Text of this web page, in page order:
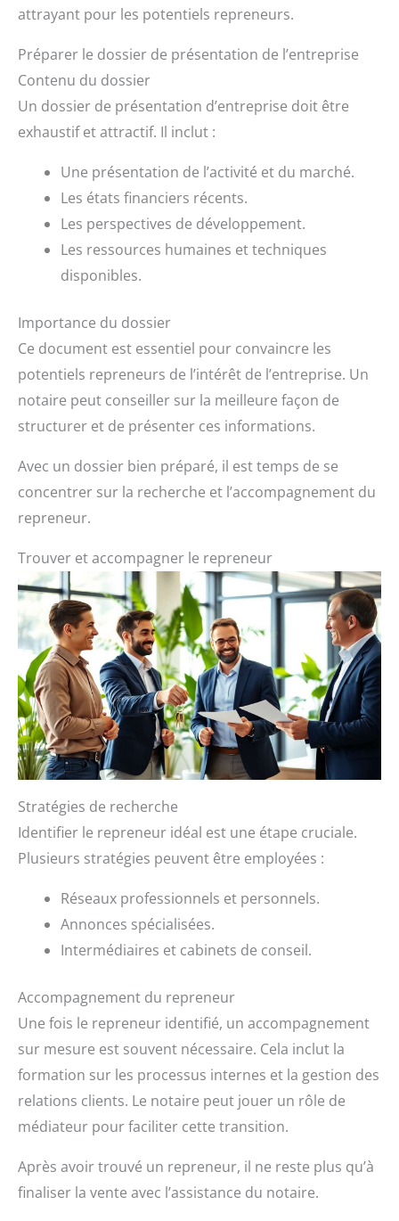
attrayant pour les potentiels repreneurs.
Préparer le dossier de présentation de l’entreprise
Contenu du dossier
Un dossier de présentation d’entreprise doit être
exhaustif et attractif. Il inclut :
Une présentation de l’activité et du marché.
Les états financiers récents.
Les perspectives de développement.
Les ressources humaines et techniques
disponibles.
Importance du dossier
Ce document est essentiel pour convaincre les
potentiels repreneurs de l’intérêt de l’entreprise. Un
notaire peut conseiller sur la meilleure façon de
structurer et de présenter ces informations.
Avec un dossier bien préparé, il est temps de se
concentrer sur la recherche et l’accompagnement du
repreneur.
Trouver et accompagner le repreneur
Stratégies de recherche
Identifier le repreneur idéal est une étape cruciale.
Plusieurs stratégies peuvent être employées :
Réseaux professionnels et personnels.
Annonces spécialisées.
Intermédiaires et cabinets de conseil.
Accompagnement du repreneur
Une fois le repreneur identifié, un accompagnement
sur mesure est souvent nécessaire. Cela inclut la
formation sur les processus internes et la gestion des
relations clients. Le notaire peut jouer un rôle de
médiateur pour faciliter cette transition.
Après avoir trouvé un repreneur, il ne reste plus qu’à
finaliser la vente avec l’assistance du notaire.